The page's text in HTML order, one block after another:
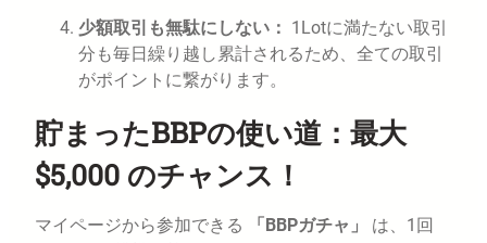
少額取引も無駄にしない： 1Lotに満たない取引
分も毎日繰り越し累計されるため、全ての取引
がポイントに繋がります。
貯まったBBPの使い道：最大
$5,000 のチャンス！
マイページから参加できる 「BBPガチャ」
は、1回